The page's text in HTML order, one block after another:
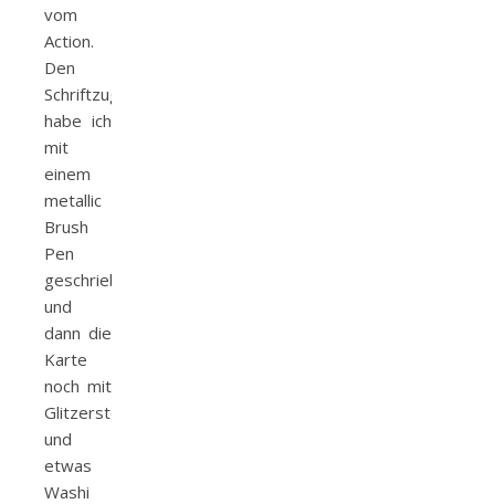
vom
Action.
Den
Schriftzug
habe ich
mit
einem
metallic
Brush
Pen
geschrieben
und
dann die
Karte
noch mit
Glitzersteinen
und
etwas
Washi